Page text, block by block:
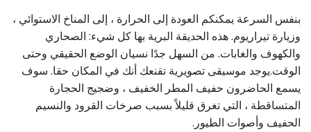
بنفس السرعة يمكنكم العودة إلى الحرارة ، إلى المناخ الاستوائي ،
وزيارة تيراريوم. هذه الحديقة البرية بها كل شيء: الصحاري
والكهوف والغابات. من السهل جدًا نسيان الوضع الحقيقي وحتى
الوقت.يوجد موسيقى تصويرية تقنعك أنك في المكان حقا. سوف
يسمع الحاضرون حفيف المطر الخفيف ، وضجيج الحجارة
المتساقطة ، التي تغرق قليلاً بسبب صرخات القرود والنسيم
الحفيف وأصوات الطيور.